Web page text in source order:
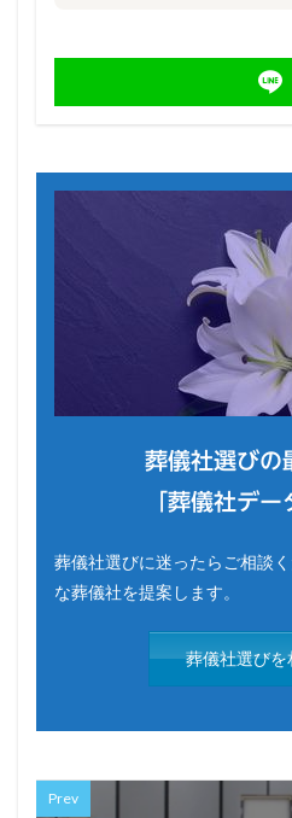
葬儀社選びの
「葬儀社デー
葬儀社選びに迷ったらご相談
な葬儀社を提案します。
葬儀社選びを
Prev